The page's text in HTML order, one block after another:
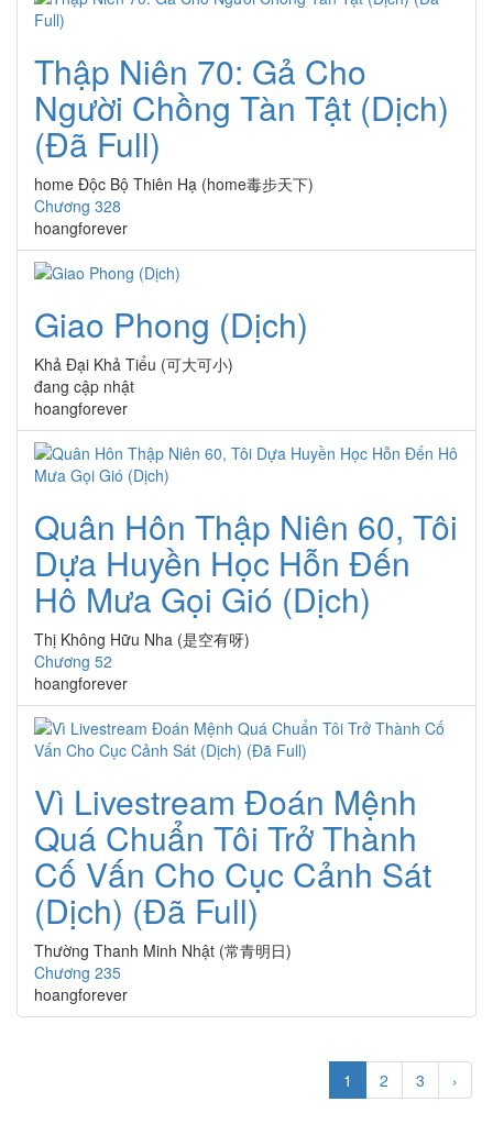
Thập Niên 70: Gả Cho
Người Chồng Tàn Tật (Dịch)
(Đã Full)
home Độc Bộ Thiên Hạ (home毒步天下)
Chương 328
hoangforever
Giao Phong (Dịch)
Khả Đại Khả Tiểu (可大可小)
đang cập nhật
hoangforever
Quân Hôn Thập Niên 60, Tôi
Dựa Huyền Học Hỗn Đến
Hô Mưa Gọi Gió (Dịch)
Thị Không Hữu Nha (是空有呀)
Chương 52
hoangforever
Vì Livestream Đoán Mệnh
Quá Chuẩn Tôi Trở Thành
Cố Vấn Cho Cục Cảnh Sát
(Dịch) (Đã Full)
Thường Thanh Minh Nhật (常青明日)
Chương 235
hoangforever
1 2 3 ›